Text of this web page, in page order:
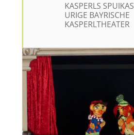
KASPERLS
URIGE BAYRISCHE
KASPERLTHEATER